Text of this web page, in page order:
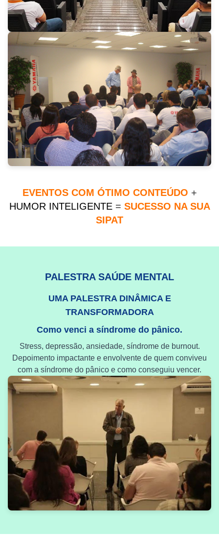
EVENTOS COM ÓTIMO CONTEÚDO +
HUMOR INTELIGENTE = SUCESSO NA SUA
SIPAT
PALESTRA SAÚDE MENTAL
UMA PALESTRA DINÂMICA E
TRANSFORMADORA
Como venci a síndrome do pânico.
Stress, depressão, ansiedade, síndrome de burnout.
Depoimento impactante e envolvente de quem conviveu
com a síndrome do pânico e como conseguiu vencer.